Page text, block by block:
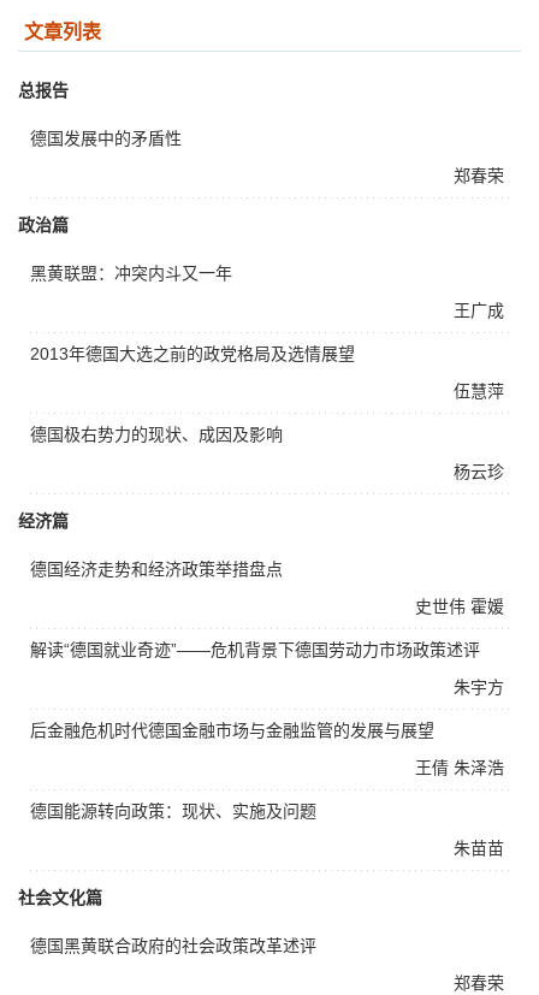
文章列表
总报告
郑春荣
德国发展中的矛盾性
政治篇
王广成
黑黄联盟：冲突内斗又一年
伍慧萍
2013年德国大选之前的政党格局及选情展望
杨云珍
德国极右势力的现状、成因及影响
经济篇
史世伟 霍媛
德国经济走势和经济政策举措盘点
朱宇方
解读“德国就业奇迹”——危机背景下德国劳动力市场政策述评
王倩 朱泽浩
后金融危机时代德国金融市场与金融监管的发展与展望
朱苗苗
德国能源转向政策：现状、实施及问题
社会文化篇
郑春荣
德国黑黄联合政府的社会政策改革述评